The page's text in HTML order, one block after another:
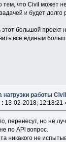
тем, что Civil может
и будет
большой проект
все единым
нагрузки работы Civil
: 13-02-2018, 12:18:21
перенесут, но не
по API вопрос.
никакого не